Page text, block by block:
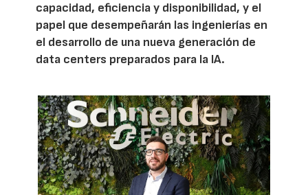
capacidad, eficiencia y disponibilidad, y el
papel que desempeñarán las ingenierías en
el desarrollo de una nueva generación de
data centers preparados para la IA.